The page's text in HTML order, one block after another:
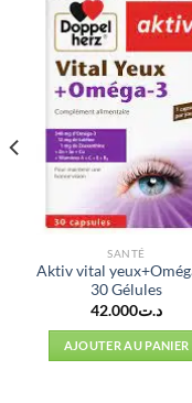
SANTÉ
Aktiv vital
30 Gélules
د.ت42.000
AJOUTER AU PANIER